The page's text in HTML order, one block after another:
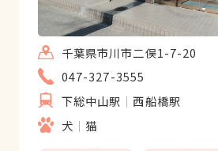
千葉県市川市二俣1-7-20
047-327-3555
下総中山駅
西船橋駅
犬
猫